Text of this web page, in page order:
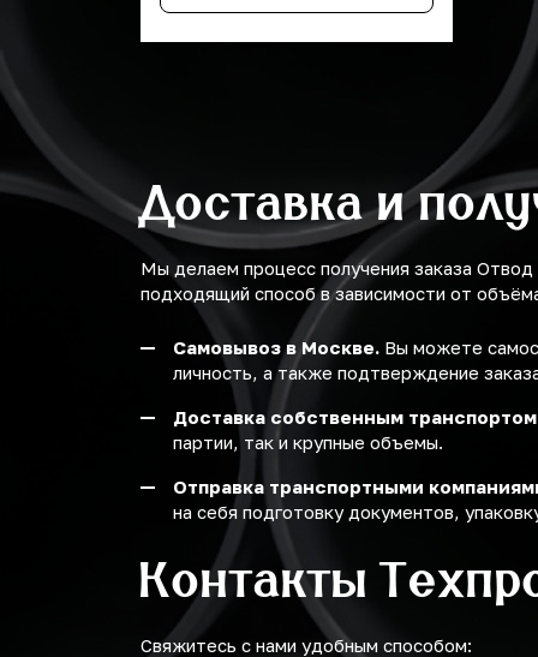
710
875
Доставка и
Мы делаем процесс получения заказа
подходящий способ в зависимости от
Самовывоз в Москве. Вы можете
личность, а также подтверждение
Доставка собственным
партии, так и крупные объемы.
Отправка транспортными
на себя подготовку документов,
Контакты
Свяжитесь с нами удобным способом: